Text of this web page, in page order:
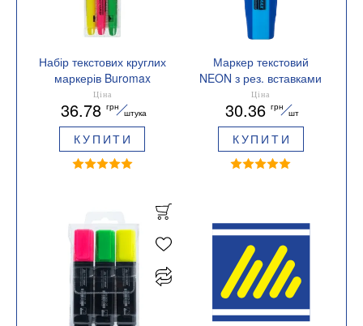
Набір текстових круглих
маркерів Buromax
JOBMAX BM.8903-93
Ціна
36.78 грн
штука
КУПИТИ
Маркер текстовий
NEON з рез. вставками
Buromax BM.8904
Ціна
30.36 грн
шт
КУПИТИ